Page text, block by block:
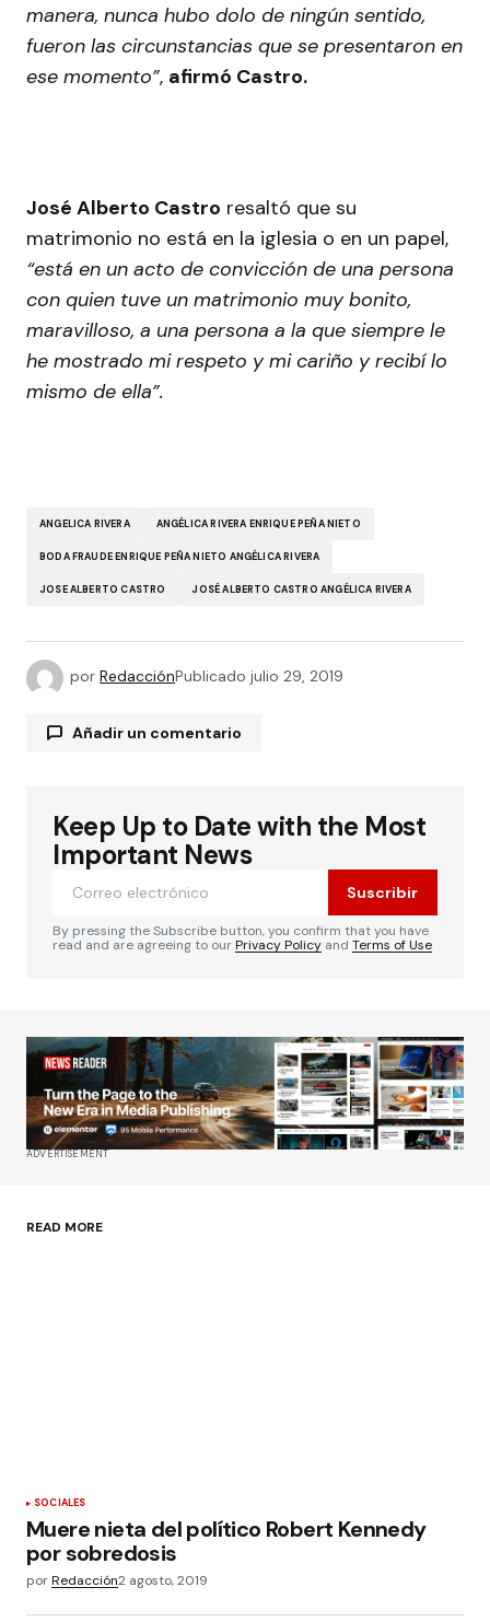
manera, nunca hubo dolo de ningún sentido,
fueron las circunstancias que se presentaron en
ese momento”, afirmó Castro.
José Alberto Castro resaltó que su
matrimonio no está en la iglesia o en un papel,
“está en un acto de convicción de una persona
con quien tuve un matrimonio muy bonito,
maravilloso, a una persona a la que siempre le
he mostrado mi respeto y mi cariño y recibí lo
mismo de ella”.
ANGELICA RIVERA ANGÉLICA RIVERA ENRIQUE PEÑA NIETO
BODA FRAUDE ENRIQUE PEÑA NIETO ANGÉLICA RIVERA
JOSE ALBERTO CASTRO JOSÉ ALBERTO CASTRO ANGÉLICA RIVERA
por RedacciónPublicado julio 29, 2019
Añadir un comentario
Tu dirección de correo electrónico no será
publicada.Los campos obligatorios están
marcados con*
Comentario*
Su nombre*
Tu correo electrónico*
haga un comentario.
Keep Up to Date with the Most
Important News
Suscribir
By pressing the Subscribe button, you confirm that you have
read and are agreeing to ourPrivacy Policy and Terms of Use
ADVERTISEMENT
READ MORE
SOCIALES
Muere nieta del político Robert Kennedy
por sobredosis
porRedacción2 agosto, 2019